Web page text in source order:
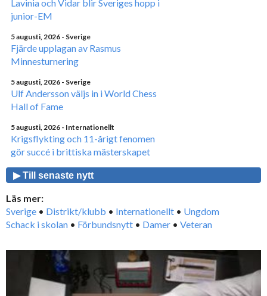
Lavinia och Vidar blir Sveriges hopp i
junior-EM
5 augusti, 2026 - Sverige
Fjärde upplagan av Rasmus
Minnesturnering
5 augusti, 2026 - Sverige
Ulf Andersson väljs in i World Chess
Hall of Fame
5 augusti, 2026 - Internationellt
Krigsflykting och 11-årigt fenomen
gör succé i brittiska mästerskapet
▶ Till senaste nytt
Läs mer:
Sverige • Distrikt/klubb • Internationellt • Ungdom
Schack i skolan • Förbundsnytt • Damer • Veteran